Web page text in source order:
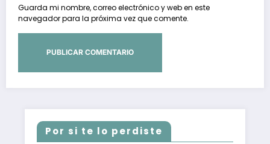
Guarda mi nombre, correo electrónico y web en este
navegador para la próxima vez que comente.
Por si te lo perdiste